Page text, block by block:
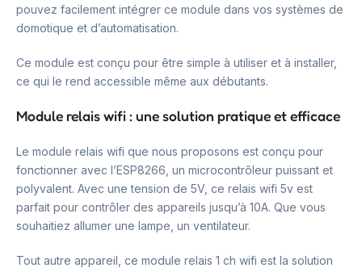
pouvez facilement intégrer ce module dans vos systèmes de
domotique et d’automatisation.
Ce module est conçu pour être simple à utiliser et à installer,
ce qui le rend accessible même aux débutants.
Module relais wifi : une solution pratique et efficace
Le module relais wifi que nous proposons est conçu pour
fonctionner avec l’ESP8266, un microcontrôleur puissant et
polyvalent. Avec une tension de 5V, ce relais wifi 5v est
parfait pour contrôler des appareils jusqu’à 10A. Que vous
souhaitiez allumer une lampe, un ventilateur.
Tout autre appareil, ce module relais 1 ch wifi est la solution